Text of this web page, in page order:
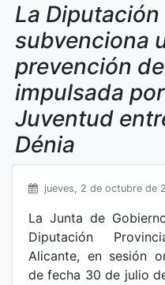
La
subvenciona
prevención
impulsada
Juventud
Dénia
jueves, 2 de octubre de
La Junta de
Diputación
Alicante, en sesión
de fecha 30 de julio